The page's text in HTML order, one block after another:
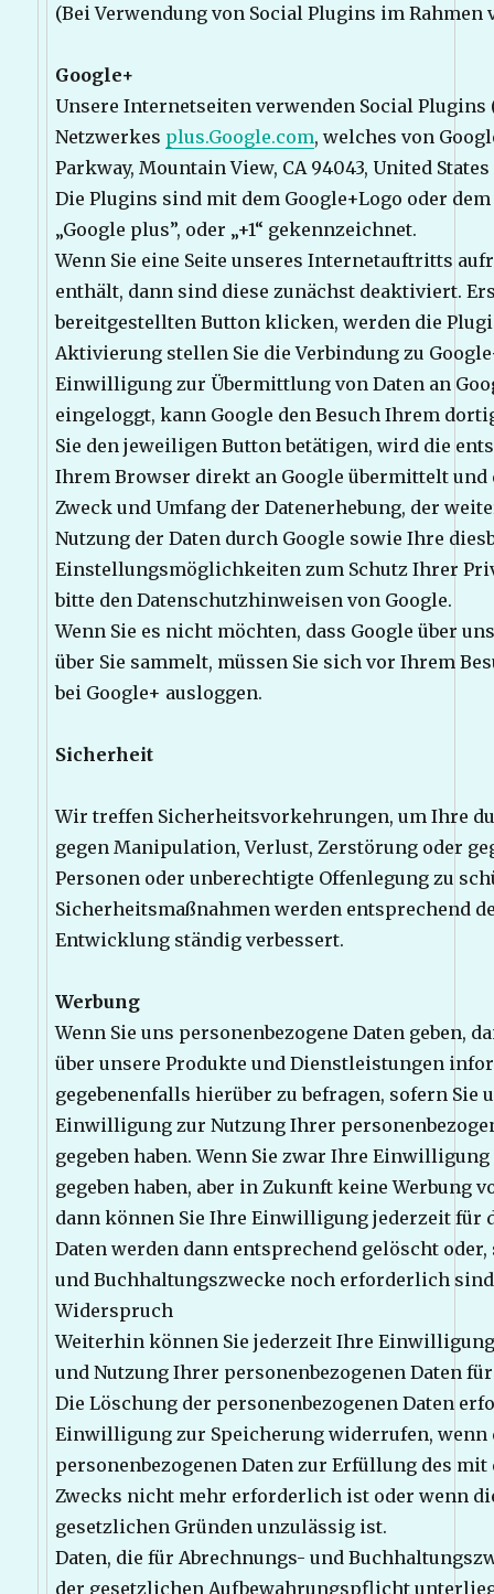
(Bei Verwendung von Social Plugins im Rahmen
Google+
Unsere Internetseiten verwenden Social Plugins
Netzwerkes plus.Google.com, welches von
Parkway, Mountain View, CA 94043, United
Die Plugins sind mit dem Google+Logo oder dem
„Google plus”, oder „+1“ gekennzeichnet.
Wenn Sie eine Seite unseres Internetauftritts
enthält, dann sind diese zunächst deaktiviert.
bereitgestellten Button klicken, werden die
Aktivierung stellen Sie die Verbindung zu
Einwilligung zur Übermittlung von Daten an
eingeloggt, kann Google den Besuch Ihrem
Sie den jeweiligen Button betätigen, wird die
Ihrem Browser direkt an Google übermittelt
Zweck und Umfang der Datenerhebung, der
Nutzung der Daten durch Google sowie Ihre
Einstellungsmöglichkeiten zum Schutz Ihrer
bitte den Datenschutzhinweisen von Google.
Wenn Sie es nicht möchten, dass Google über
über Sie sammelt, müssen Sie sich vor Ihrem
bei Google+ ausloggen.
Sicherheit
Wir treffen Sicherheitsvorkehrungen, um Ihre
gegen Manipulation, Verlust, Zerstörung oder
Personen oder unberechtigte Offenlegung zu
Sicherheitsmaßnahmen werden entsprechend
Entwicklung ständig verbessert.
Werbung
Wenn Sie uns personenbezogene Daten geben,
über unsere Produkte und Dienstleistungen
gegebenenfalls hierüber zu befragen, sofern
Einwilligung zur Nutzung Ihrer
gegeben haben. Wenn Sie zwar Ihre
gegeben haben, aber in Zukunft keine Werbung
dann können Sie Ihre Einwilligung jederzeit für
Daten werden dann entsprechend gelöscht
und Buchhaltungszwecke noch erforderlich
Widerspruch
Weiterhin können Sie jederzeit Ihre
und Nutzung Ihrer personenbezogenen Daten
Die Löschung der personenbezogenen Daten
Einwilligung zur Speicherung widerrufen, wenn
personenbezogenen Daten zur Erfüllung des
Zwecks nicht mehr erforderlich ist oder wenn
gesetzlichen Gründen unzulässig ist.
Daten, die für Abrechnungs- und
der gesetzlichen Aufbewahrungspflicht